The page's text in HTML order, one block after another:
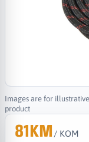
Images are for
product
81KM / KOM